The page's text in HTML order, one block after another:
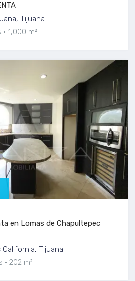
Tijuana
1,000 m²
en Lomas de Chapultepec
Tijuana
202 m²